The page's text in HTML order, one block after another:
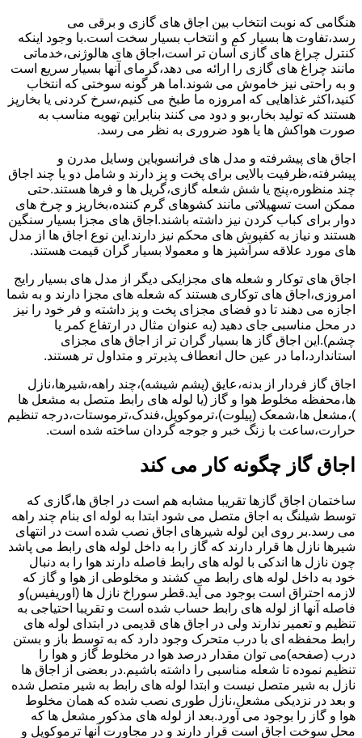
هنگامی که نوبت انتخاب بین اجاق های گازی و برقی می
رسد،تفاوت ها بسیار کم و انتخاب بسیار سخت است.با وجود اینکه
کنترل چراغ های گازی آسان تر است،اجاق های هالوژنی،خدماتی
مانند چراغ های گازی را ارائه می دهد،گرمای آنها بسیار سریع است
و به راحتی نیز خاموش می شوند.اما هر گونه سوختی که انتخاب
کنید،اکثر غذاهایی که امروزه ما طبخ می کنیم،سرخ کردنی یا بخارپز
هستند که تولید بخار،بو و دود می کنند بنابراین تهویه مناسب به
صورت هواکش ها یا هود ضروری به نظر می رسد.
اجاق های پیشرفته و مدل های فرانسویاین وسایل مدرن و
پیشرفته،ظرفیت بالایی برای پخت و پز دارند و شامل دو یا چند اجاق
چند منظوره،پنج یا شش شعله گازی،گریل ها و فرها هستند.حتی
ممکن است تسهیلاتی مانند کشوهای گرم کننده،بخارپز و چرخ های
دوار برای کباب کردن نیز داشته باشند.اجاق های مجزا بسیار سنگین
هستند و نیاز به کفپوش های محکم نیز دارند.این نوع اجاق ها از مدل
های مورد علاقه سرآشپز ها و معمولا بسیار گران قیمت هستند.
اجاق های توکار و شعله های مجزایکی دیگر از مدل های بسیار رایج
امروزی،اجاق های توکاری هستند که شعله های مجزا دارند و به شما
اجازه می دهند تا دو فضای مجزای پخت و پز داشته و فر خود را نیز
در محل مناسبی جای دهید (به عنوان مثال در ارتفاع کمر یا
چشم).این اجاق گاز ها بسیار گران تر از اجاق های مجزای
استاندارد،اما در عین حال انعطاف پذیرتر و متداول تر هستند.
اجاق گاز فردار از بدنه،عایق (پشم شیشه)،چند راهه،شیرها،نازل
ها،محفظه مخلوط هوا و گاز (یا لوله های رابط متصل به مشعل ها
)،مشعل ها،شمعک (پیلوت)،ترموکوپل،فندک،ترموستات،درجه تنظیم
حرارت،ساعت با زنگ خبر و جوجه گردان ساخته شده است.
اجاق گاز چگونه کار می کند
ساختمان اجاق گازها تقریبا مشابه هم است در اجاق ها،گازی که
توسط شیلنگ به اجاق متصل می شود ابتدا به لوله ای بنام چند راهه
می رسد.بر روی این لوله شیرهای اجاق نصب شده است در انتهای
شیرها نازل ها قرار دارند که گاز را به داخل لوله های رابط می پاشد
چون نازل ها اندکی با لوله های رابط فاصله دارند هوا را به دنبال
خود به داخل لوله های رابط می کشند و مخلوطی از هوا و گاز که
لازمه احتراق است بوجود می آید.قطر سوراخ نازل ها (اوریفیس)و
فاصله آنها از لوله های رابط حساب شده است و تقریبا احتیاجی به
تنظیم و تعمیر ندارند ولی در اجاق های قدیمی در ابتدای لوله های
رابط محفظه ای با درب متحرک وجود دارد که به توسط باز و بستن
درب (صفحه)می توان مقدار درصد هوا در مخلوط گاز و هوا را
تنظیم نموده تا شعله مناسبی را داشته باشیم.در بعضی از اجاق ها
نازل به شیر متصل نیست و ابتدا لوله های رابط به شیر متصل شده
و بعد در نزدیکی مشعل،نازل طوری نصب شده که همان مخلوط
هوا و گاز را بوجود می آورد.بعد از لوله های مذکور مشعل ها که
محل سوخت اجاق است قرار دارند و در مجاورت آنها ترموکوپل و